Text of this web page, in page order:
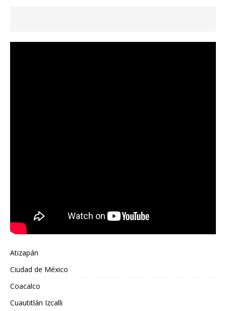
Atizapán
Ciudad de México
Coacalco
Cuautitlán Izcalli